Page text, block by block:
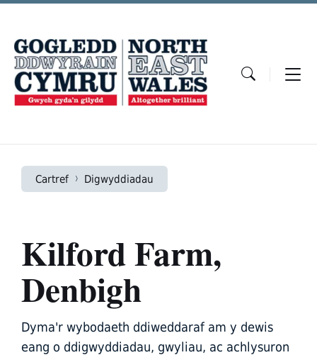
Skip
Skip
navigation
Skip
Cartref Digwyddiadau
Kilford Farm,
Denbigh
Dyma'r wybodaeth ddiweddaraf am y dewis
eang o ddigwyddiadau, gwyliau, ac achlysuron